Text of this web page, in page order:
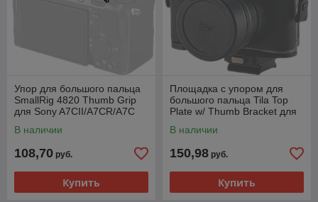
Упор для большого пальца
SmallRig 4820 Thumb Grip
для Sony A7CII/A7CR/A7C
В наличии
108,70 руб.
Купить
Площадка с упором для
большого пальца Tila Top
Plate w/ Thumb Bracket для
В наличии
150,98 руб.
Купить